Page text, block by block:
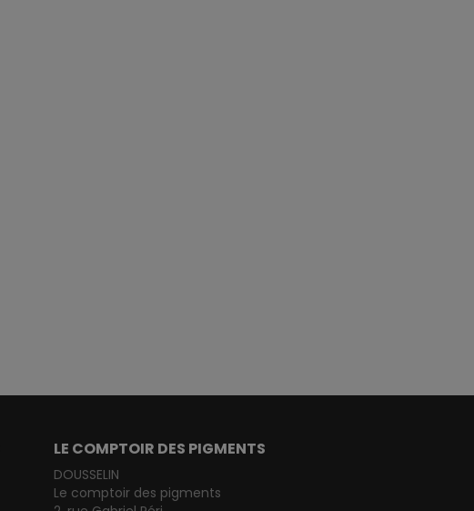
LE COMPTOIR DES PIGMENTS
DOUSSELIN
Le comptoir des pigments